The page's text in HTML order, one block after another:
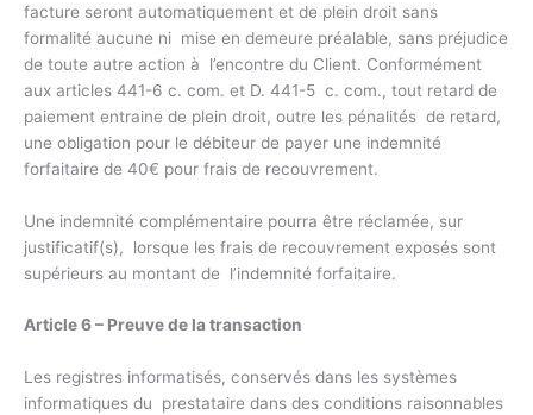
facture seront automatiquement et de plein droit sans
formalité aucune ni mise en demeure préalable, sans préjudice
de toute autre action à l’encontre du Client. Conformément
aux articles 441-6 c. com. et D. 441-5 c. com., tout retard de
paiement entraine de plein droit, outre les pénalités de retard,
une obligation pour le débiteur de payer une indemnité
forfaitaire de 40€ pour frais de recouvrement.
Une indemnité complémentaire pourra être réclamée, sur
justificatif(s), lorsque les frais de recouvrement exposés sont
supérieurs au montant de l’indemnité forfaitaire.
Article 6 – Preuve de la transaction
Les registres informatisés, conservés dans les systèmes
informatiques du prestataire dans des conditions raisonnables